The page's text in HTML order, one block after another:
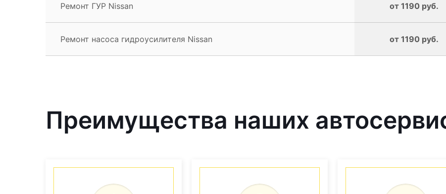
Ремонт ГУР Nissan от 1190 руб.
Ремонт насоса гидроусилителя Nissan от 1190 руб.
Преимущества наших